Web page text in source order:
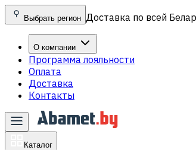
Выбрать регион Доставка по всей
О компании
Программа лояльности
Оплата
Доставка
Контакты
Каталог